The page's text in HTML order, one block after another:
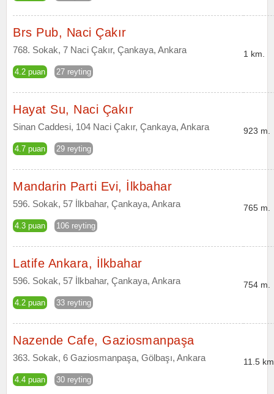
Brs Pub, Naci Çakır
768. Sokak, 7 Naci Çakır, Çankaya, Ankara
4.2 puan 27 reyting
1 km.
Hayat Su, Naci Çakır
Sinan Caddesi, 104 Naci Çakır, Çankaya, Ankara
4.7 puan 29 reyting
923 m.
Mandarin Parti Evi, İlkbahar
596. Sokak, 57 İlkbahar, Çankaya, Ankara
4.3 puan 106 reyting
765 m.
Latife Ankara, İlkbahar
596. Sokak, 57 İlkbahar, Çankaya, Ankara
4.2 puan 33 reyting
754 m.
Nazende Cafe, Gaziosmanpaşa
363. Sokak, 6 Gaziosmanpaşa, Gölbaşı, Ankara
4.4 puan 30 reyting
11.5